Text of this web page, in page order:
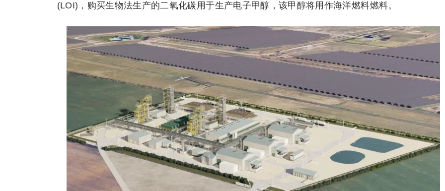
(LOI)，购买生物法生产的二氧化碳用于生产电子甲醇，该甲醇将用作海洋燃料燃料。